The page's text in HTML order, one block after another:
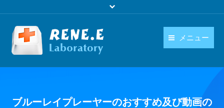
メニュー
日本語
ブルーレイプレーヤーのおすすめ及び動画の